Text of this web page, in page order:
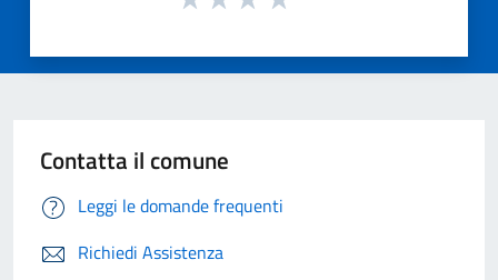
Contatta il comune
Leggi le domande frequenti
Richiedi Assistenza